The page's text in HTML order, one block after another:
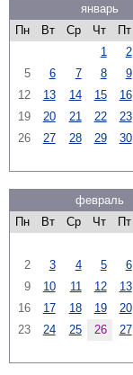
январь
Пн
Вт Ср Чт Пт
1
2
5
6 7 8 9
12
13 14 15 16
19
20 21 22 23
26
27 28 29 30
февраль
Пн
Вт Ср Чт Пт
2
3 4 5 6
9
10 11 12 13
16
17 18 19 20
23
24 25 26 27